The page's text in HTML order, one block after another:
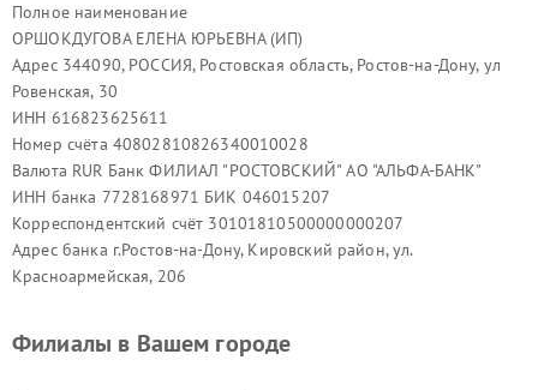
Полное наименование
ОРШОКДУГОВА ЕЛЕНА ЮРЬЕВНА (ИП)
Адрес 344090, РОССИЯ, Ростовская область, Ростов-на-Дону, ул
Ровенская, 30
ИНН 616823625611
Номер счёта 40802810826340010028
Валюта RUR Банк ФИЛИАЛ "РОСТОВСКИЙ" АО "АЛЬФА-БАНК"
ИНН банка 7728168971 БИК 046015207
Корреспондентский счёт 30101810500000000207
Адрес банка г.Ростов-на-Дону, Кировский район, ул.
Красноармейская, 206
Филиалы в Вашем городе